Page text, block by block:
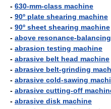
- 630-mm-class machine
- 90º plate shearing machine
- 90º sheet shearing machine
- above resonance-
- abrasion testing machine
- abrasive belt head machine
- abrasive belt-grinding
- abrasive cold-sawing
- abrasive cutting-off
- abrasive disk machine